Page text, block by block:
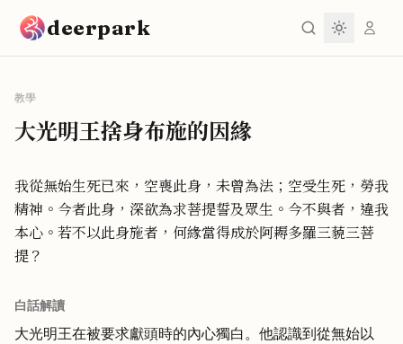
deerpark
教學
大光明王捨身布施的因緣
我從無始生死已來，空喪此身，未曾為法；空受生死，勞我
精神。今者此身，深欲為求菩提誓及眾生。今不與者，違我
本心。若不以此身施者，何緣當得成於阿耨多羅三藐三菩
提？
白話解讀
大光明王在被要求獻頭時的內心獨白。他認識到從無始以